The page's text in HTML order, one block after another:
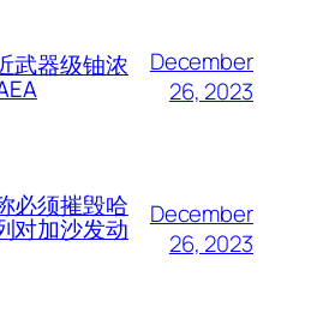
武器级铀浓
December
26, 2023
必须摧毁哈
对加沙发动
December
26, 2023